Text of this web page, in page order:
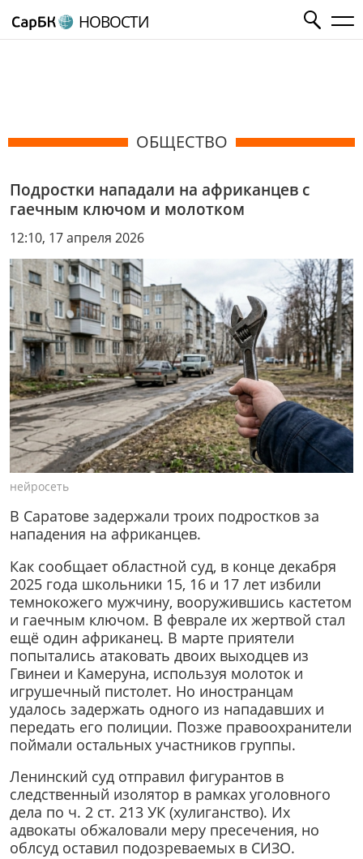
НОВОСТИ
ОБЩЕСТВО
Подростки нападали на африканцев с
гаечным ключом и молотком
12:10, 17 апреля 2026
нейросеть
В Саратове задержали троих подростков за
нападения на африканцев.
Как сообщает областной суд, в конце декабря
2025 года школьники 15, 16 и 17 лет избили
темнокожего мужчину, вооружившись кастетом
и гаечным ключом. В феврале их жертвой стал
ещё один африканец. В марте приятели
попытались атаковать двоих выходцев из
Гвинеи и Камеруна, используя молоток и
игрушечный пистолет. Но иностранцам
удалось задержать одного из нападавших и
передать его полиции. Позже правоохранители
поймали остальных участников группы.
Ленинский суд отправил фигурантов в
следственный изолятор в рамках уголовного
дела по ч. 2 ст. 213 УК (хулиганство). Их
адвокаты обжаловали меру пресечения, но
облсуд оставил подозреваемых в СИЗО.